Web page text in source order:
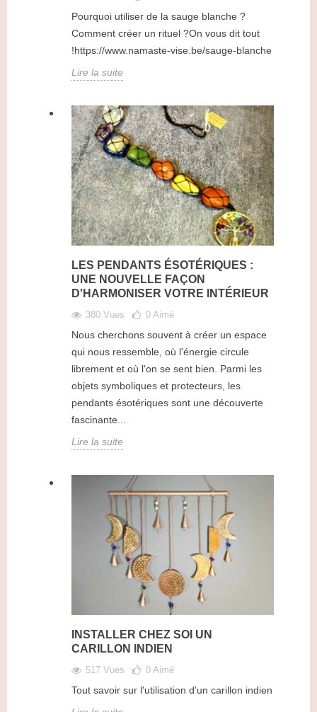
Pourquoi utiliser de la sauge blanche ?
Comment créer un rituel ?On vous dit tout
!https://www.namaste-vise.be/sauge-blanche
Lire la suite
LES PENDANTS ÉSOTÉRIQUES :
UNE NOUVELLE FAÇON
D'HARMONISER VOTRE INTÉRIEUR
380 Vues 0 Aimé
Nous cherchons souvent à créer un espace
qui nous ressemble, où l'énergie circule
librement et où l'on se sent bien. Parmi les
objets symboliques et protecteurs, les
pendants ésotériques sont une découverte
fascinante...
Lire la suite
INSTALLER CHEZ SOI UN
CARILLON INDIEN
517 Vues 0 Aimé
Tout savoir sur l'utilisation d'un carillon indien